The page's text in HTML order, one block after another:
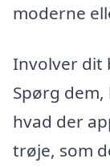
moderne
Involver dit
Spørg dem,
hvad der
trøje, som